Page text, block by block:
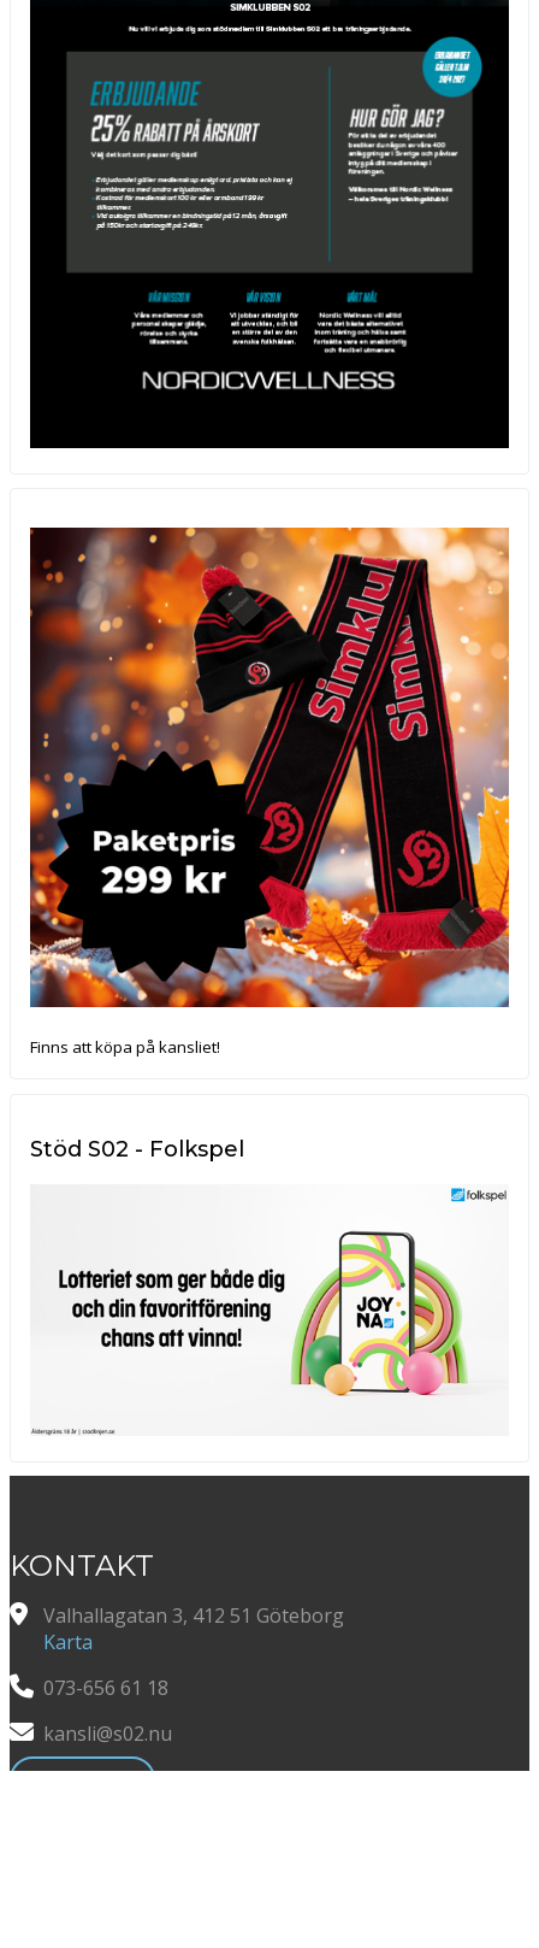
Finns att köpa på kansliet!
Stöd S02 - Folkspel
KONTAKT
Valhallagatan 3, 412 51 Göteborg
Karta
073-656 61 18
kansli@s02.nu
Läs mer...